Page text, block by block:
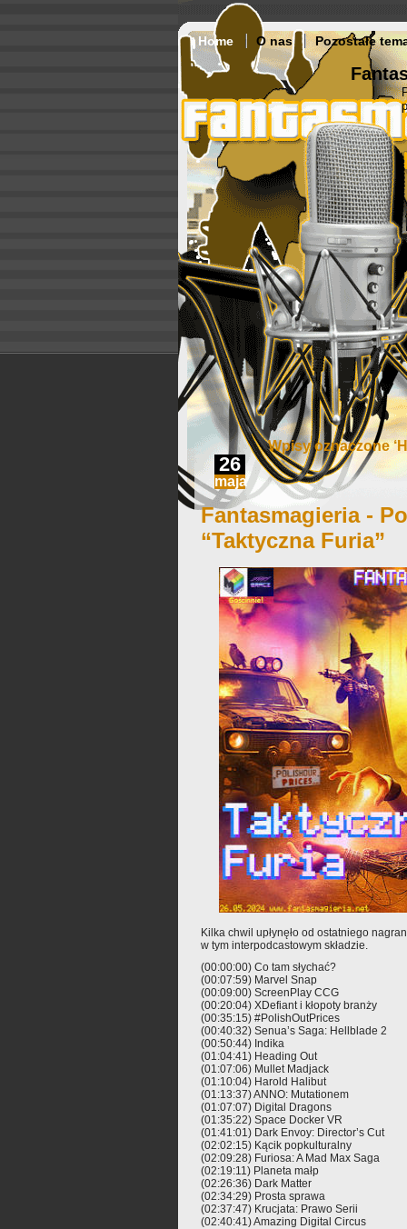
Home O nas Pozostałe
Wpisy oznaczone
26
maja
Fantasmagieria -
“Taktyczna Furia”
Kilka chwil upłynęło od ostatniego
w tym interpodcastowym składzie.
(00:00:00) Co tam słychać?
(00:07:59) Marvel Snap
(00:09:00) ScreenPlay CCG
(00:20:04) XDefiant i kłopoty branży
(00:35:15) #PolishOutPrices
(00:40:32) Senua’s Saga: Hellblade 2
(00:50:44) Indika
(01:04:41) Heading Out
(01:07:06) Mullet Madjack
(01:10:04) Harold Halibut
(01:13:37) ANNO: Mutationem
(01:07:07) Digital Dragons
(01:35:22) Space Docker VR
(01:41:01) Dark Envoy: Director’s Cut
(02:02:15) Kącik popkulturalny
(02:09:28) Furiosa: A Mad Max Saga
(02:19:11) Planeta małp
(02:26:36) Dark Matter
(02:34:29) Prosta sprawa
(02:37:47) Krucjata: Prawo Serii
(02:40:41) Amazing Digital Circus